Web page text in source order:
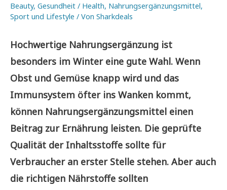
Beauty, Gesundheit / Health, Nahrungsergänzungsmittel,
Sport und Lifestyle / Von Sharkdeals
Hochwertige Nahrungsergänzung ist
besonders im Winter eine gute Wahl. Wenn
Obst und Gemüse knapp wird und das
Immunsystem öfter ins Wanken kommt,
können Nahrungsergänzungsmittel einen
Beitrag zur Ernährung leisten. Die geprüfte
Qualität der Inhaltsstoffe sollte für
Verbraucher an erster Stelle stehen. Aber auch
die richtigen Nährstoffe sollten